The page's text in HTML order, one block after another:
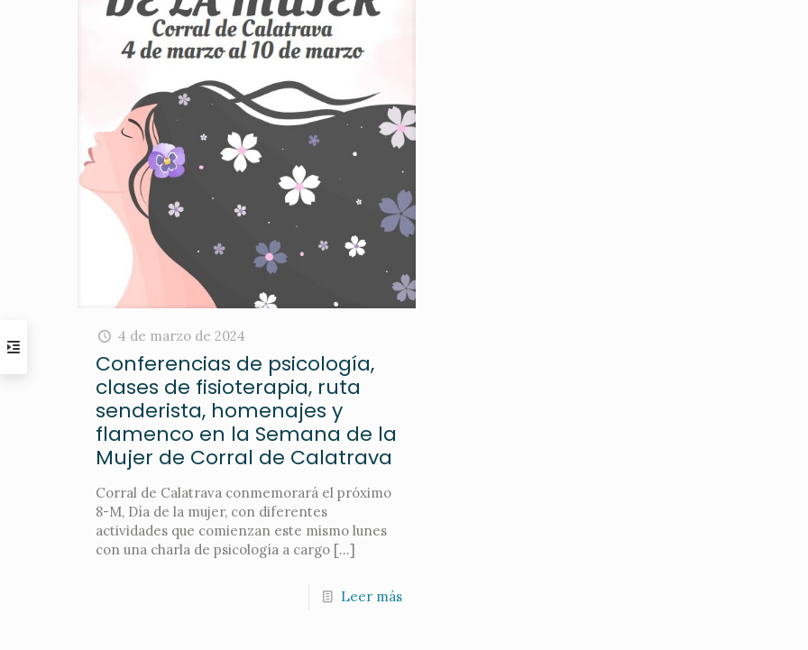
4 de marzo de 2024
Conferencias de psicología,
clases de fisioterapia, ruta
senderista, homenajes y
flamenco en la Semana de la
Mujer de Corral de Calatrava
Corral de Calatrava conmemorará el próximo
8-M, Día de la mujer, con diferentes
actividades que comienzan este mismo lunes
con una charla de psicología a cargo[…]
Leer más